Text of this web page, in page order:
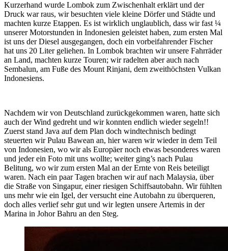
Kurzerhand wurde Lombok zum Zwischenhalt erklärt und der
Druck war raus, wir besuchten viele kleine Dörfer und Städte und
machten kurze Etappen. Es ist wirklich unglaublich, dass wir fast ¼
unserer Motorstunden in Indonesien geleistet haben, zum ersten Mal
ist uns der Diesel ausgegangen, doch ein vorbeifahrender Fischer
hat uns 20 Liter geliehen. In Lombok brachten wir unsere Fahrräder
an Land, machten kurze Touren; wir radelten aber auch nach
Sembalun, am Fuße des Mount Rinjani, dem zweithöchsten Vulkan
Indonesiens.
Nachdem wir von Deutschland zurückgekommen waren, hatte sich
auch der Wind gedreht und wir konnten endlich wieder segeln!!
Zuerst stand Java auf dem Plan doch windtechnisch bedingt
steuerten wir Pulau Bawean an, hier waren wir wieder in dem Teil
von Indonesien, wo wir als Europäer noch etwas besonderes waren
und jeder ein Foto mit uns wollte; weiter ging’s nach Pulau
Belitung, wo wir zum ersten Mal an der Ernte von Reis beteiligt
waren. Nach ein paar Tagen brachen wir auf nach Malaysia, über
die Straße von Singapur, einer riesigen Schiffsautobahn. Wir fühlten
uns mehr wie ein Igel, der versucht eine Autobahn zu überqueren,
doch alles verlief sehr gut und wir legten unsere Artemis in der
Marina in Johor Bahru an den Steg.